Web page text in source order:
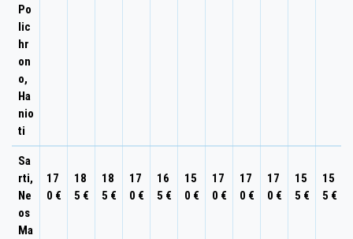
Po
lic
hr
on
o,
Ha
nio
ti
Sa
rti,
Ne
os
Ma
17
0 €
18
5 €
18
5 €
17
0 €
16
5 €
15
0 €
17
0 €
17
0 €
17
0 €
15
5 €
15
5 €